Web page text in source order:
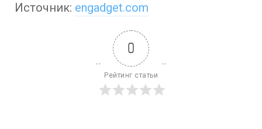
Источник: engadget.com
0
Рейтинг статьи